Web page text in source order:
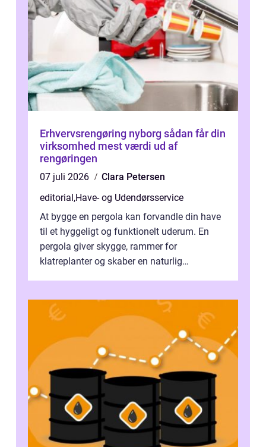
Erhvervsrengøring nyborg sådan får din
virksomhed mest værdi ud af
rengøringen
07 juli 2026
Clara Petersen
editorial,Have- og Udendørsservice
At bygge en pergola kan forvandle din have
til et hyggeligt og funktionelt uderum. En
pergola giver skygge, rammer for
klatreplanter og skaber en naturlig